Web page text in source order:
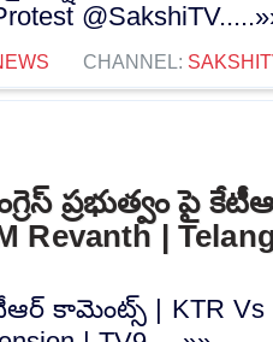
CHANNEL:
ప్రభుత్వం పై
Revanth |
కామెంట్స్ | KTR Vs